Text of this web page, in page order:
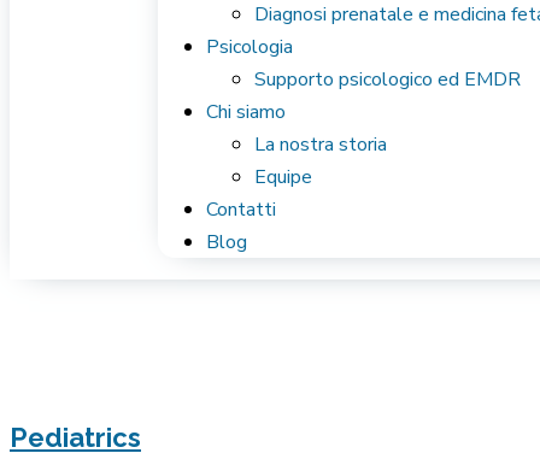
Diagnosi prenatale e medicina
Psicologia
Supporto psicologico ed EMDR
Chi siamo
La nostra storia
Equipe
Contatti
Blog
Pediatrics